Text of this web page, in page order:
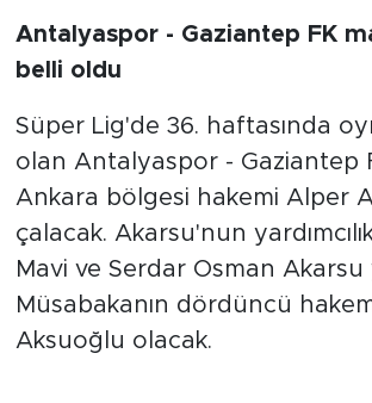
Antalyaspor - Gaziantep FK
belli oldu
Süper Lig'de 36. haftasında
olan Antalyaspor - Gaziantep
Ankara bölgesi hakemi Alper
çalacak. Akarsu'nun
Mavi ve Serdar Osman Akarsu
Müsabakanın dördüncü
Aksuoğlu olacak.